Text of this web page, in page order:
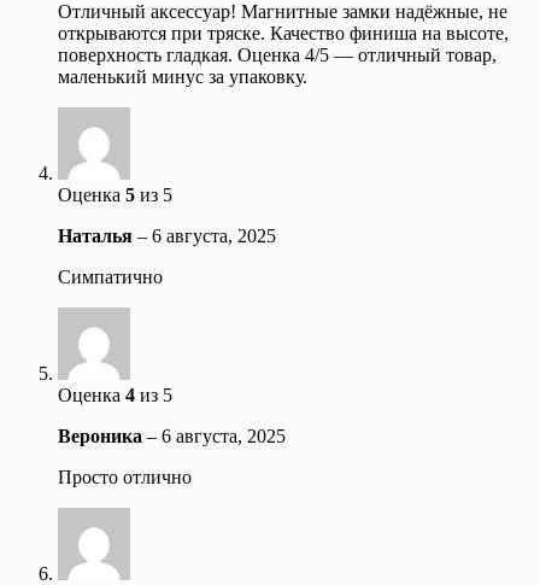
Отличный аксессуар! Магнитные замки надёжные, не
открываются при тряске. Качество финиша на высоте,
поверхность гладкая. Оценка 4/5 — отличный товар,
маленький минус за упаковку.
Оценка 5 из 5
Наталья – 6 августа, 2025
Симпатично
Оценка 4 из 5
Вероника – 6 августа, 2025
Просто отлично